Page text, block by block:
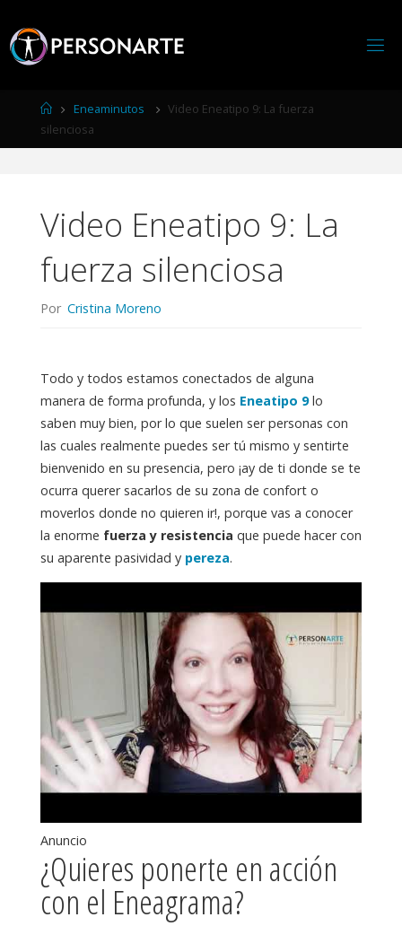
Página
de
Inicio
Eneaminutos
Video Eneatipo 9: La fuerza
silenciosa
Video Eneatipo 9: La
fuerza silenciosa
Por Cristina Moreno
Todo y todos estamos conectados de alguna
manera de forma profunda, y los Eneatipo 9lo
saben muy bien, por lo que suelen ser personas con
las cuales realmente puedes ser tú mismo y sentirte
bienvenido en su presencia, pero ¡ay de ti donde se te
ocurra querer sacarlos de su zona de confort o
moverlos donde no quieren ir!, porque vas a conocer
la enorme fuerza y resistencia que puede hacer con
su aparente pasividad y pereza.
Anuncio
¿Quieres ponerte en acción
con el Eneagrama?